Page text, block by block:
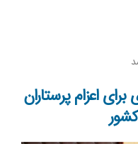
اعزام پرستاران